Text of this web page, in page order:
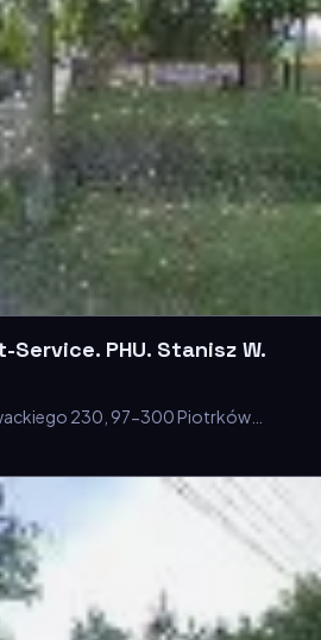
Service. PHU. Stanisz W.
230, 97-300 Piotrków